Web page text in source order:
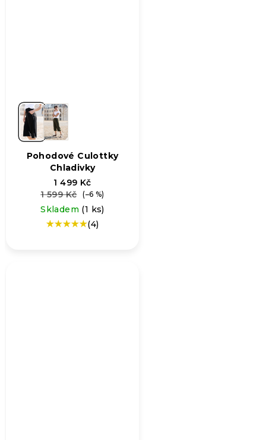
Pohodové Culottky
Chladivky
1 499 Kč
1 599 Kč
(–6 %)
Skladem (1 ks)
Průměrné(4)